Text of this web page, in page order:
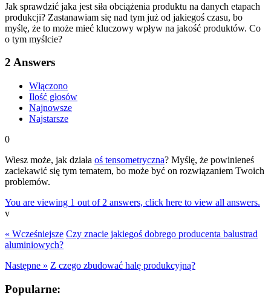
Jak sprawdzić jaka jest siła obciążenia produktu na danych etapach
produkcji? Zastanawiam się nad tym już od jakiegoś czasu, bo
myślę, że to może mieć kluczowy wpływ na jakość produktów. Co
o tym myślcie?
2 Answers
Włączono
Ilość głosów
Najnowsze
Najstarsze
0
Wiesz może, jak działa oś tensometryczna? Myślę, że powinieneś
zaciekawić się tym tematem, bo może być on rozwiązaniem Twoich
problemów.
You are viewing 1 out of 2 answers, click here to view all answers.
v
« Wcześniejsze Czy znacie jakiegoś dobrego producenta balustrad
aluminiowych?
Następne » Z czego zbudować halę produkcyjną?
Popularne: